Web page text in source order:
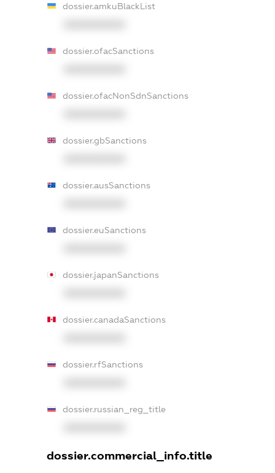
dossier.amkuBlackList
dossier.ofacSanctions
dossier.ofacNonSdnSanctions
dossier.gbSanctions
dossier.ausSanctions
dossier.euSanctions
dossier.japanSanctions
dossier.canadaSanctions
dossier.rfSanctions
dossier.russian_reg_title
dossier.commercial_info.title